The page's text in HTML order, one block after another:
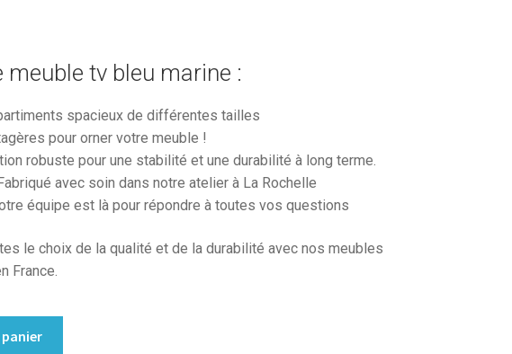
meuble tv bleu marine :
spacieux de différentes tailles
pour orner votre meuble !
robuste pour une stabilité et une durabilité à long terme.
avec soin dans notre atelier à La Rochelle
équipe est là pour répondre à toutes vos questions
le choix de la qualité et de la durabilité avec nos meubles
France.